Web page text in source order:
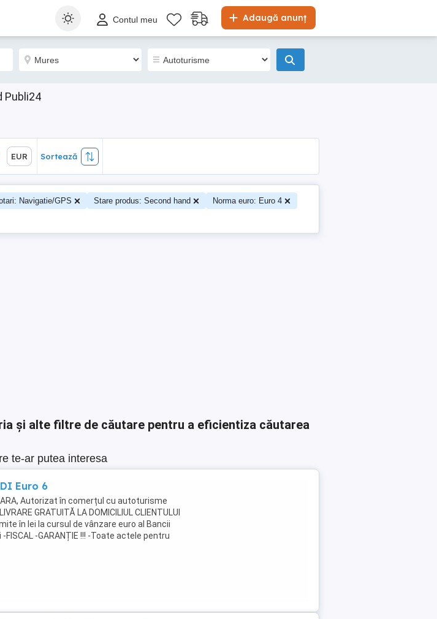
Adaugă anunț
Contul meu
Publi24
Sortează
EUR Sortează
Navigatie/GPS Stare produs: Second hand
Norma euro: Euro 4
și alte filtre de căutare pentru a eficientiza căutarea
te-ar putea interesa
Euro 6
Autorizat în comerțul cu autoturisme
GRATUITĂ LA DOMICILIUL CLIENTULUI
în lei la cursul de vânzare euro al Bancii
-GARANȚIE !!! -Toate actele pentru